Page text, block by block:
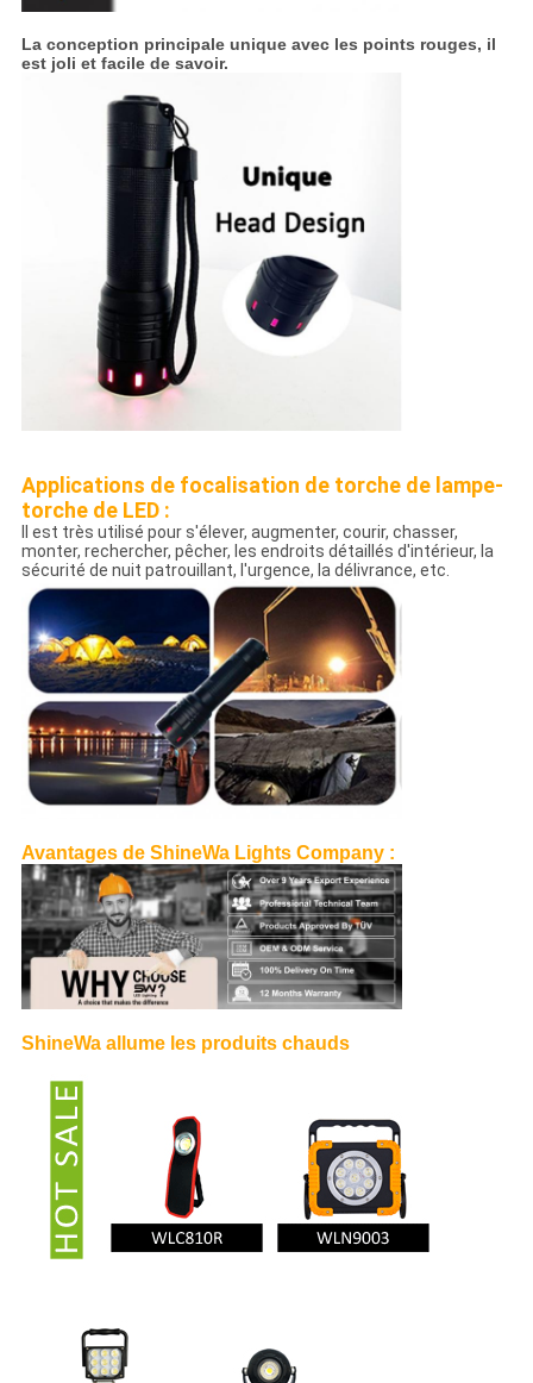
La conception principale unique avec les points rouges, il
est joli et facile de savoir.
Applications de focalisation de torche de lampe-
torche de LED :
Il est très utilisé pour s'élever, augmenter, courir, chasser,
monter, rechercher, pêcher, les endroits détaillés d'intérieur, la
sécurité de nuit patrouillant, l'urgence, la délivrance, etc.
Avantages de ShineWa Lights Company :
ShineWa allume les produits chauds